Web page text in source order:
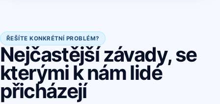
ŘEŠÍTE KONKRÉTNÍ PROBLÉM?
Nejčastější závady, se
kterými k nám lidé
přicházejí